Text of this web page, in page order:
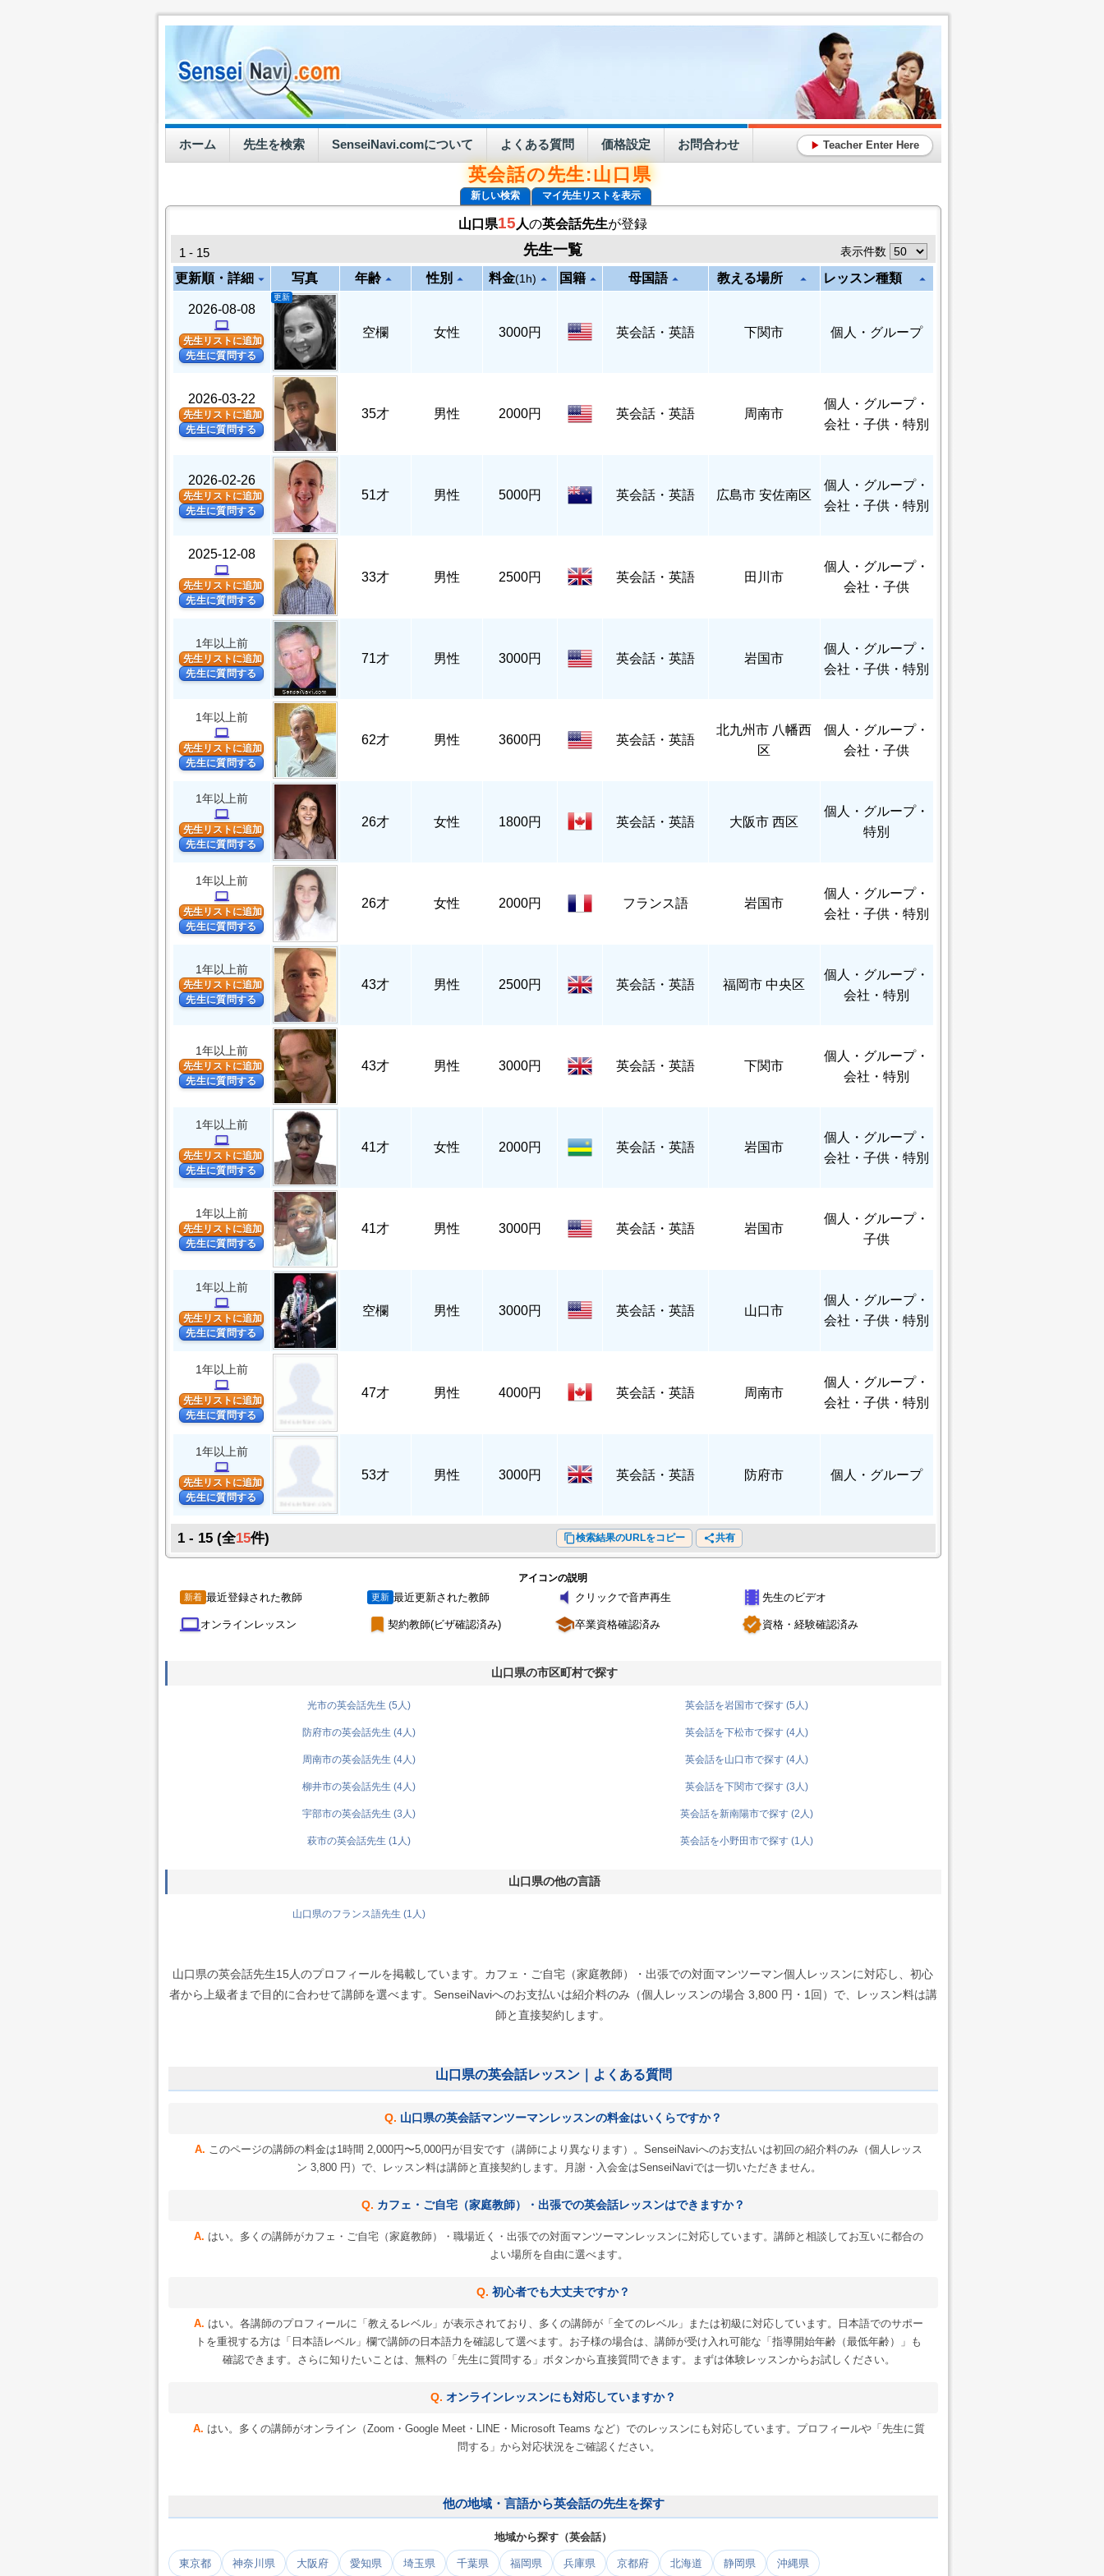
ホーム 先生を検索 SenseiNavi.comについて よくある質問 価格設定 お問合わせ ▶ Teacher Enter Here
英会話の先生:山口県
新しい検索 マイ先生リストを表示
山口県15 人の英会話先生が登録
先生一覧
1 - 15 表示件数
更新順・詳細 arrow_drop_down 写真 年齢arrow_drop_up 性別 arrow_drop_up 料金(1h) arrow_drop_up 国籍arrow_drop_up 母国語arrow_drop_up 教える場所 arrow_drop_up レッスン種類 arrow_drop_up
2026-08-08
computer
先生リストに追加
先生に質問する
更新
空欄 女性 3000円 英会話・英語 下関市 個人 ・グループ
2026-03-22
先生リストに追加
先生に質問する
35才 男性 2000円 英会話・英語 周南市
個人
・グループ・
会社・子供・特別
2026-02-26
先生リストに追加
先生に質問する
51才 男性 5000円 英会話・英語 広島市 安佐南区
個人
・グループ・
会社・子供・特別
2025-12-08
computer
先生リストに追加
先生に質問する
33才 男性 2500円 英会話・英語 田川市
個人
・グループ・
会社・子供
1年以上前
先生リストに追加
先生に質問する
71才 男性 3000円 英会話・英語 岩国市
個人
・グループ・
会社・子供・特別
1年以上前
computer
先生リストに追加
先生に質問する
62才 男性 3600円 英会話・英語
北九州市 八幡西
区
個人
・グループ・
会社・子供
1年以上前
computer
先生リストに追加
先生に質問する
26才 女性 1800円 英会話・英語 大阪市 西区
個人
・グループ・
特別
1年以上前
computer
先生リストに追加
先生に質問する
26才 女性 2000円 フランス語 岩国市
個人
・グループ・
会社・子供・特別
1年以上前
先生リストに追加
先生に質問する
43才 男性 2500円 英会話・英語 福岡市 中央区
個人
・グループ・
会社・特別
1年以上前
先生リストに追加
先生に質問する
43才 男性 3000円 英会話・英語 下関市
個人
・グループ・
会社・特別
1年以上前
computer
先生リストに追加
先生に質問する
41才 女性 2000円 英会話・英語 岩国市
個人
・グループ・
会社・子供・特別
1年以上前
先生リストに追加
先生に質問する
41才 男性 3000円 英会話・英語 岩国市
個人
・グループ・
子供
1年以上前
computer
先生リストに追加
先生に質問する
空欄 男性 3000円 英会話・英語 山口市
個人
・グループ・
会社・子供・特別
1年以上前
computer
先生リストに追加
先生に質問する
47才 男性 4000円 英会話・英語 周南市
個人
・グループ・
会社・子供・特別
1年以上前
computer
先生リストに追加
先生に質問する
53才 男性 3000円 英会話・英語 防府市 個人 ・グループ
1 - 15(全15件) content_copy検索結果のURLをコピー share共有
アイコンの説明
新着 最近登録された教師 更新 最近更新された教師 volume_mute クリックで音声再生 theaters 先生のビデオ
computerオンラインレッスン turned_in 契約教師(ビザ確認済み) school卒業資格確認済み verified資格・経験確認済み
山口県の市区町村で探す
光市の英会話先生 (5人) 英会話を岩国市で探す (5人)
防府市の英会話先生 (4人) 英会話を下松市で探す (4人)
周南市の英会話先生 (4人) 英会話を山口市で探す (4人)
柳井市の英会話先生 (4人) 英会話を下関市で探す (3人)
宇部市の英会話先生 (3人) 英会話を新南陽市で探す (2人)
萩市の英会話先生 (1人) 英会話を小野田市で探す (1人)
山口県の他の言語
山口県のフランス語先生 (1人)
山口県の英会話先生15人のプロフィールを掲載しています。カフェ・ご自宅（家庭教師）・出張での対面マンツーマン個人レッスンに対応し、初心
者から上級者まで目的に合わせて講師を選べます。SenseiNaviへのお支払いは紹介料のみ（個人レッスンの場合 3,800 円・1回）で、レッスン料は講
師と直接契約します。
山口県の英会話レッスン｜よくある質問
山口県の英会話マンツーマンレッスンの料金はいくらですか？
このページの講師の料金は1時間 2,000円〜5,000円が目安です（講師により異なります）。SenseiNaviへのお支払いは初回の紹介料のみ（個人レッス
ン 3,800 円）で、レッスン料は講師と直接契約します。月謝・入会金はSenseiNaviでは一切いただきません。
カフェ・ご自宅（家庭教師）・出張での英会話レッスンはできますか？
はい。多くの講師がカフェ・ご自宅（家庭教師）・職場近く・出張での対面マンツーマンレッスンに対応しています。講師と相談してお互いに都合の
よい場所を自由に選べます。
初心者でも大丈夫ですか？
はい。各講師のプロフィールに「教えるレベル」が表示されており、多くの講師が「全てのレベル」または初級に対応しています。日本語でのサポー
トを重視する方は「日本語レベル」欄で講師の日本語力を確認して選べます。お子様の場合は、講師が受け入れ可能な「指導開始年齢（最低年齢）」も
確認できます。さらに知りたいことは、無料の「先生に質問する」ボタンから直接質問できます。まずは体験レッスンからお試しください。
オンラインレッスンにも対応していますか？
はい。多くの講師がオンライン（Zoom・Google Meet・LINE・Microsoft Teams など）でのレッスンにも対応しています。プロフィールや「先生に質
問する」から対応状況をご確認ください。
他の地域・言語から英会話の先生を探す
地域から探す（英会話）
東京都 神奈川県 大阪府 愛知県 埼玉県 千葉県 福岡県 兵庫県 京都府 北海道 静岡県 沖縄県